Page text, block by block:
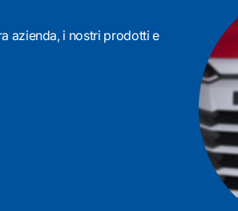
azienda, i nostri prodotti e